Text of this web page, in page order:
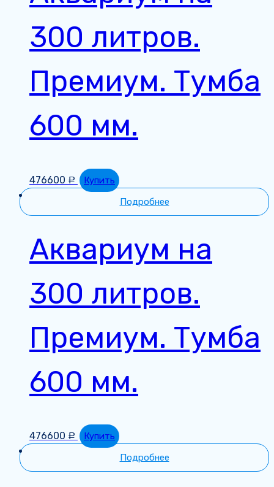
300 литров.
Премиум. Тумба
600 мм.
476600 Р
Купить
Подробнее
Аквариум на
300 литров.
Премиум. Тумба
600 мм.
476600 Р
Купить
Подробнее